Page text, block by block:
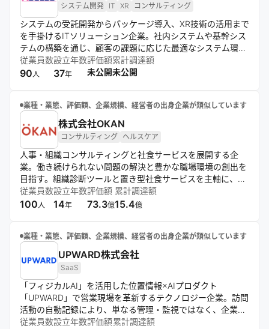
システム開発 IT XR コンサルティング
システムの受託開発からパッケージ導入、XR技術の活用まで
を手掛けるITソリューション企業。社内システムや基幹シス
テムの構築を通じ、顧客の課題に応じた最適なシステム環境
を整備する。また、ARやVRを用いたXR技術の研究開発にも
注力。DX推進により業務効率化と新たな価値創出を総合的
従業員数
90 人
設立年数
37年
評価額
未公開
累計調達額
未公開
業種・業態、評価額、企業規模、経営者の出身企業が類似しています
株式会社OKAN
コンサルティング ヘルスケア
人事・組織コンサルティングと社食サービスを展開する企
業。働き続けられない問題の解決と豊かな職場環境の創出を
目指す。組織診断ツールと置き型社食サービスを主軸に、従
業員の声を活かした組織改善と健康的な食事提供を通じ、持
続可能な労働環境の実現に貢献している。
従業員数
100 人
設立年数
14年
評価額
73.3億
累計調達額
15.4億
業種・業態、評価額、企業規模、経営者の出身企業が類似しています
UPWARD株式会社
SaaS
「フィジカルAI」を活用した位置情報×AIプロダクト
「UPWARD」で営業現場を革新するテクノロジー企業。訪問
活動の自動記録により、単なる管理・監視ではなく、企業の
業績UPや事業成長に貢献。契約更新率99%以上、400社以
従業員数設立年数評価額累計調達額